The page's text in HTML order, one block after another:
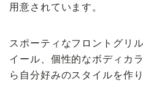
用意されています。
スポーティなフロントグリ
イール、個性的なボディカ
ら自分好みのスタイルを作